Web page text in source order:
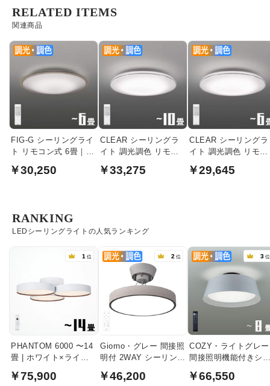
関連商品
RELATED ITEMS
FIG-G シーリングライ
ト リモコン式 6畳｜グ
￥30,250
CLEAR シーリングラ
イト 調光調色 リモコ
￥33,275
CLEAR シーリングラ
イト 調光調色 リモコ
￥29,645
LEDシーリングライトの人気ランキング
RANKING
1 位
PHANTOM 6000 〜14
畳 | ホワイト×ライト
￥75,900
2 位
Giorno・グレー 間接照
明付 2WAY シーリング
ン付
￥46,200
3 位
COZY・ライトグレー
間接照明機能付きシ
￥66,550